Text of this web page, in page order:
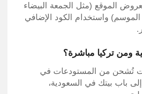
الموقع (مثل الجمعة البيضاء
واستخدام الكود الإضافي
ومن تركيا مباشرة؟
تُشحن من المستودعات في
باب بيتك في السعودية،